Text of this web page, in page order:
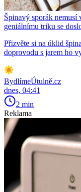
Špinavý sporák
geniálnímu triku se
Přizvěte si na úklid
doprovodu s jarem ho
BydlímeÚtulně.cz
dnes, 04:41
2 min
Reklama